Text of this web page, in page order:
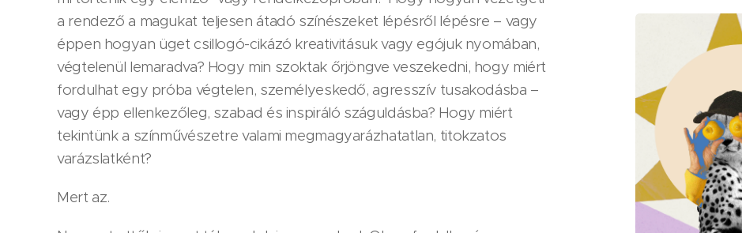
a rendező a magukat teljesen átadó színészeket lépésről lépésre – vagy
éppen hogyan üget csillogó-cikázó kreativitásuk vagy egójuk nyomában,
végtelenül lemaradva? Hogy min szoktak őrjöngve veszekedni, hogy miért
fordulhat egy próba végtelen, személyeskedő, agresszív tusakodásba –
vagy épp ellenkezőleg, szabad és inspiráló száguldásba? Hogy miért
tekintünk a színművészetre valami megmagyarázhatatlan, titokzatos
varázslatként?
Mert az.